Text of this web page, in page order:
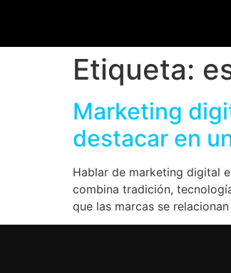
Etiqueta:
Marketing
destacar en
Hablar de marketing digital
combina tradición,
que las marcas se